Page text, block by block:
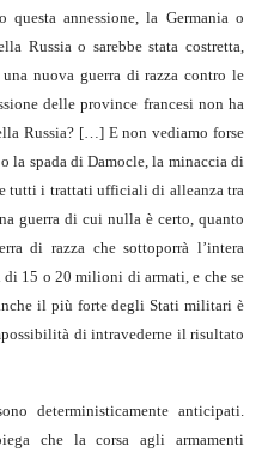
annessione, la Germania o
Russia o sarebbe stata costretta,
nuova guerra di razza contro le
delle province francesi non ha
Russia? […] E non vediamo forse
la spada di Damocle, la minaccia di
tutti i trattati ufficiali di alleanza tra
guerra di cui nulla è certo, quanto
di razza che sottoporrà l’intera
15 o 20 milioni di armati, e che se
il più forte degli Stati militari è
di intravederne il risultato
deterministicamente anticipati.
che la corsa agli armamenti